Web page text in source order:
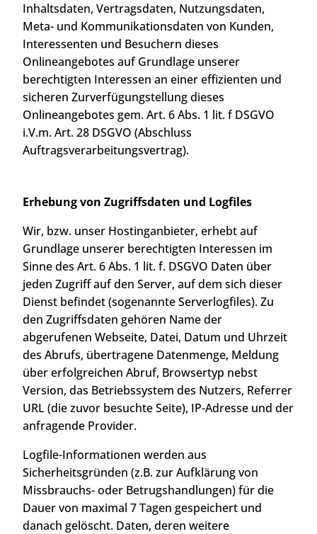
Inhaltsdaten, Vertragsdaten, Nutzungsdaten,
Meta- und Kommunikationsdaten von Kunden,
Interessenten und Besuchern dieses
Onlineangebotes auf Grundlage unserer
berechtigten Interessen an einer effizienten und
sicheren Zurverfügungstellung dieses
Onlineangebotes gem. Art. 6 Abs. 1 lit. f DSGVO
i.V.m. Art. 28 DSGVO (Abschluss
Auftragsverarbeitungsvertrag).
Erhebung von Zugriffsdaten und Logfiles
Wir, bzw. unser Hostinganbieter, erhebt auf
Grundlage unserer berechtigten Interessen im
Sinne des Art. 6 Abs. 1 lit. f. DSGVO Daten über
jeden Zugriff auf den Server, auf dem sich dieser
Dienst befindet (sogenannte Serverlogfiles). Zu
den Zugriffsdaten gehören Name der
abgerufenen Webseite, Datei, Datum und Uhrzeit
des Abrufs, übertragene Datenmenge, Meldung
über erfolgreichen Abruf, Browsertyp nebst
Version, das Betriebssystem des Nutzers, Referrer
URL (die zuvor besuchte Seite), IP-Adresse und der
anfragende Provider.
Logfile-Informationen werden aus
Sicherheitsgründen (z.B. zur Aufklärung von
Missbrauchs- oder Betrugshandlungen) für die
Dauer von maximal 7 Tagen gespeichert und
danach gelöscht. Daten, deren weitere